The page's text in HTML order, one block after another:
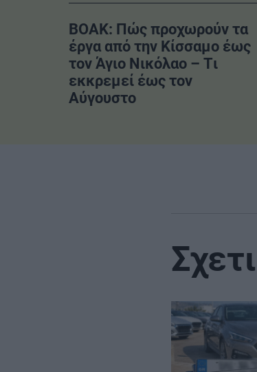
ΒΟΑΚ: Πώς προχωρούν τα
έργα από την Κίσσαμο έως
τον Άγιο Νικόλαο – Tι
εκκρεμεί έως τον
Αύγουστο